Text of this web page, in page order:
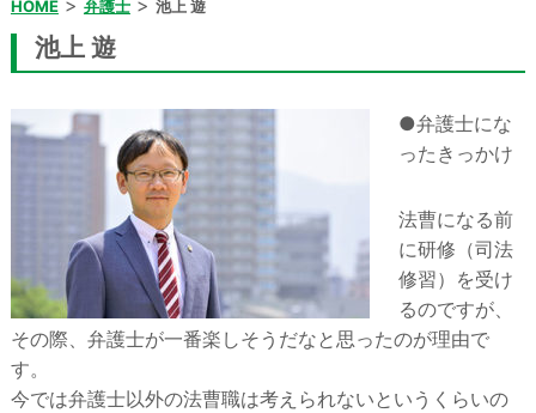
HOME> 弁護士> 池上 遊
池上 遊
●弁護士にな
ったきっかけ
法曹になる前
に研修（司法
修習）を受け
るのですが、
その際、弁護士が一番楽しそうだなと思ったのが理由で
す。
今では弁護士以外の法曹職は考えられないというくらいの